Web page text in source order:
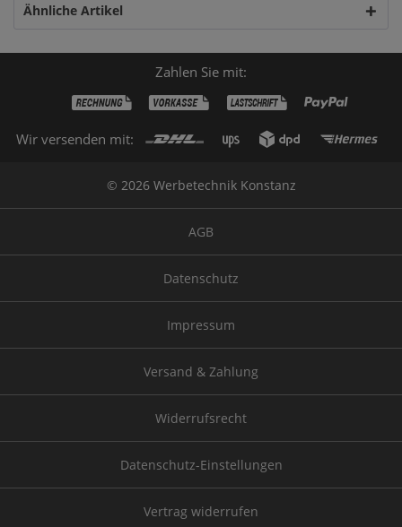
Ähnliche Artikel
Zahlen Sie mit:
Wir versenden mit:
© 2026 Werbetechnik Konstanz
AGB
Datenschutz
Impressum
Versand & Zahlung
Widerrufsrecht
Datenschutz-Einstellungen
Vertrag widerrufen